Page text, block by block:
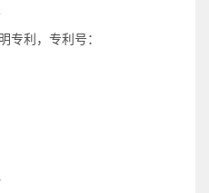
专利，专利号：